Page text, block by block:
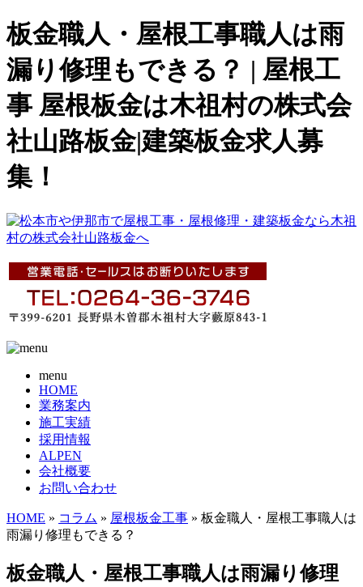
板金職人・屋根工事職人は雨
漏り修理もできる？ | 屋根工
事 屋根板金は木祖村の株式会
社山路板金|建築板金求人募
集！
menu
HOME
業務案内
施工実績
採用情報
ALPEN
会社概要
お問い合わせ
HOME » コラム » 屋根板金工事 » 板金職人・屋根工事職人は
雨漏り修理もできる？
板金職人・屋根工事職人は雨漏り修理